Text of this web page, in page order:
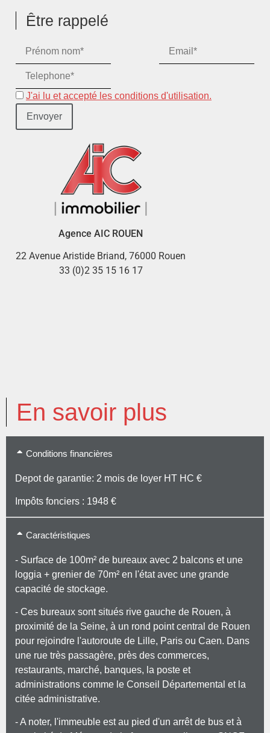
Être rappelé
J'ai lu et accepté les conditions d'utilisation.
Agence AIC ROUEN
22 Avenue Aristide Briand, 76000 Rouen
33 (0)2 35 15 16 17
En savoir plus
Conditions financières
Depot de garantie: 2 mois de loyer HT HC €
Impôts fonciers : 1948 €
Caractéristiques
- Surface de 100m² de bureaux avec 2 balcons et une
loggia + grenier de 70m² en l'état avec une grande
capacité de stockage.
- Ces bureaux sont situés rive gauche de Rouen, à
proximité de la Seine, à un rond point central de Rouen
pour rejoindre l'autoroute de Lille, Paris ou Caen. Dans
une rue très passagère, près des commerces,
restaurants, marché, banques, la poste et
administrations comme le Conseil Départemental et la
citée administrative.
- A noter, l'immeuble est au pied d'un arrêt de bus et à